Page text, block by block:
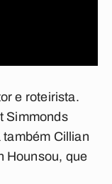
e roteirista.
Simmonds
também Cillian
Hounsou, que